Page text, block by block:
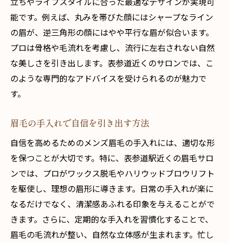
能です。例えば、丸みを帯びた顔にはシャープなライン
の眉が、逆三角形の顔にはやや平行な眉が似合います。
プロは骨格や毛流れを考慮し、流行に左右されない自然
な美しさを引き出します。表参道近くのサロンでは、こ
のような専門的なアドバイスを受けられるのが魅力で
す。
眉毛の手入れで自信を引き出す方法
自信を高めるためのメンズ眉毛の手入れには、適切な形
を保つことが大切です。特に、表参道駅近くの眉毛サロ
ンでは、プロがワックス脱毛やハリウッドブロウリフト
を駆使し、理想の眉形に導きます。日常の手入れが楽に
なるだけでなく、清潔感あふれる印象を与えることがで
きます。さらに、定期的な手入れを習慣化することで、
眉毛の毛流れが整い、自然な立体感が生まれます。忙し